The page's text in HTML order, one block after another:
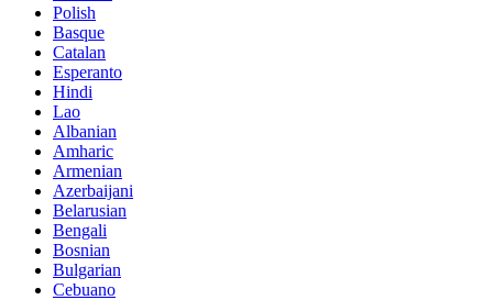
Polish
Basque
Catalan
Esperanto
Hindi
Lao
Albanian
Amharic
Armenian
Azerbaijani
Belarusian
Bengali
Bosnian
Bulgarian
Cebuano